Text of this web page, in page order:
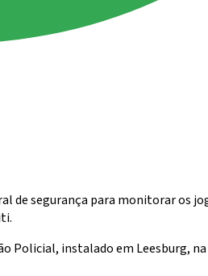
de segurança para monitorar os
Policial, instalado em Leesburg,